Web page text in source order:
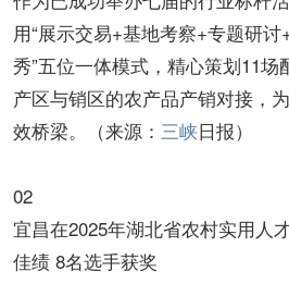
用“展示交易+基地考察+专题研
秀”五位一体模式，精心策划11
产区与销区的农产品产销对接，
效桥梁。（来源： 三峡日报）
02
宜昌在2025年湖北省农村实用人
佳绩 8名选手获奖